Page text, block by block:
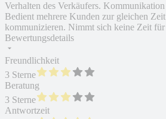
Verhalten des Verkäufers.
Bedient mehrere Kunden zur gleichen
kommunizieren. Nimmt sich keine Zeit
Bewertungsdetails
Freundlichkeit
3 Sterne
Beratung
3 Sterne
Antwortzeit